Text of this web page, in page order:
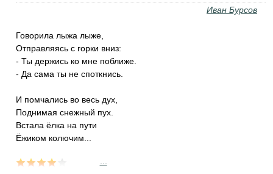
Иван Бурсов
Говорила лыжа лыже,
Отправляясь с горки вниз:
- Ты держись ко мне поближе.
- Да сама ты не споткнись.
И помчались во весь дух,
Поднимая снежный пух.
Встала ёлка на пути
Ёжиком колючим...